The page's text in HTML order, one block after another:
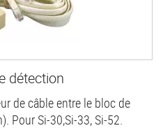
détection
de câble entre le bloc de
Pour Si-30,Si-33, Si-52.